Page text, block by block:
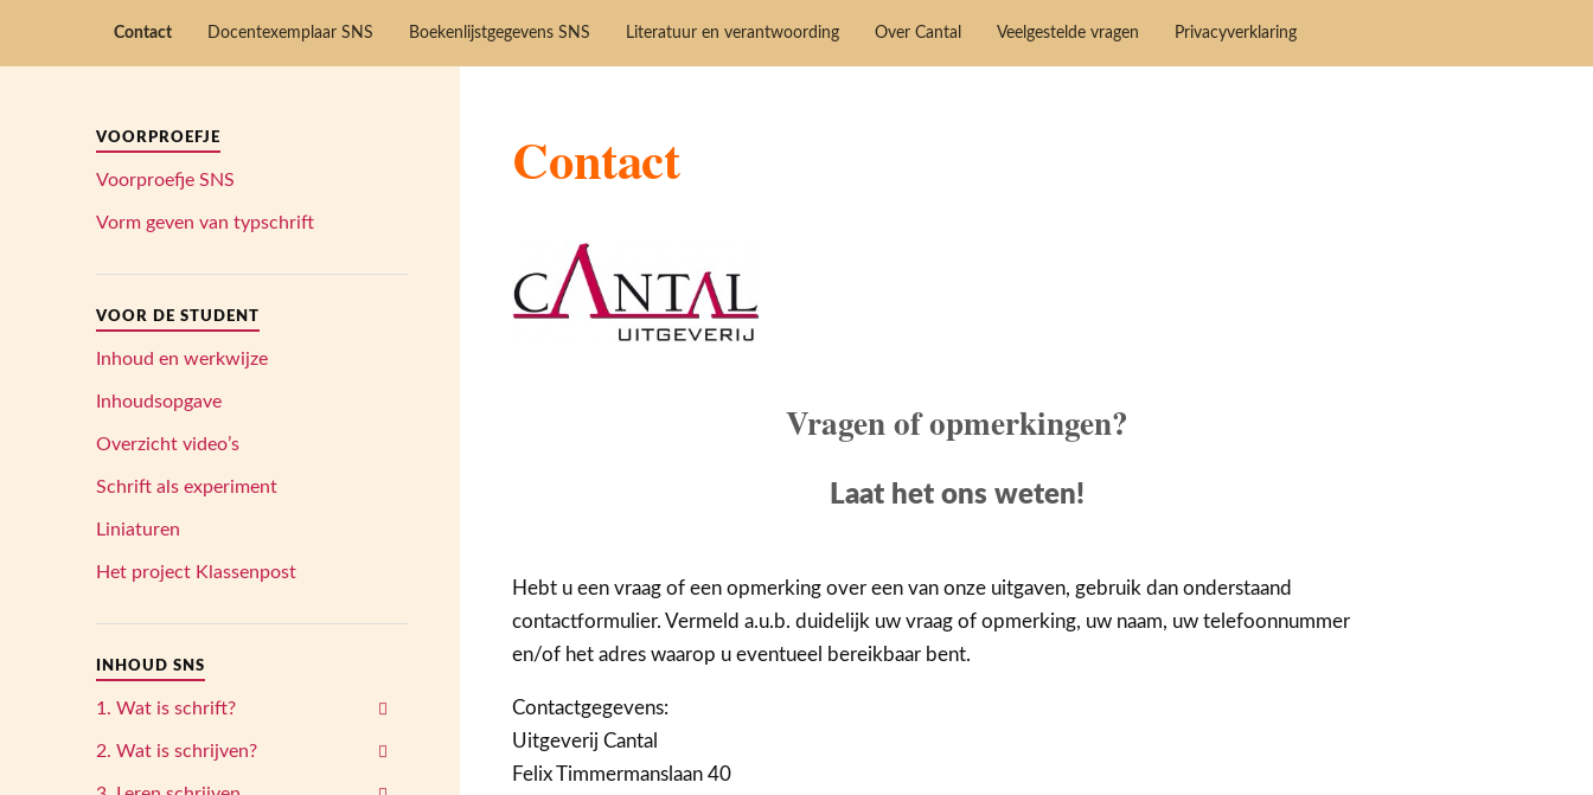
Contact Docentexemplaar SNS Boekenlijstgegevens SNS Literatuur en verantwoording Over Cantal Veelgestelde vragen Privacyverklaring
Contact
Vragen of opmerkingen?
Laat het ons weten!
Hebt u een vraag of een opmerking over een van onze uitgaven, gebruik dan onderstaand
contactformulier. Vermeld a.u.b. duidelijk uw vraag of opmerking, uw naam, uw telefoonnummer
en/of het adres waarop u eventueel bereikbaar bent.
Contactgegevens:
Uitgeverij Cantal
Felix Timmermanslaan 40
VOORPROEFJE
Voorproefje SNS
Vorm geven van typschrift
VOOR DE STUDENT
Inhoud en werkwijze
Inhoudsopgave
Overzicht video’s
Schrift als experiment
Liniaturen
Het project Klassenpost
INHOUD SNS
1. Wat is schrift?
2. Wat is schrijven?